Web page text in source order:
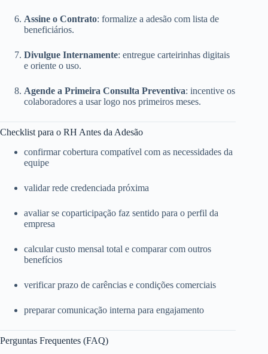
Assine o Contrato: formalize a adesão com lista de
beneficiários.
Divulgue Internamente: entregue carteirinhas digitais
e oriente o uso.
Agende a Primeira Consulta Preventiva: incentive os
colaboradores a usar logo nos primeiros meses.
Checklist para o RH Antes da Adesão
confirmar cobertura compatível com as necessidades da
equipe
validar rede credenciada próxima
avaliar se coparticipação faz sentido para o perfil da
empresa
calcular custo mensal total e comparar com outros
benefícios
verificar prazo de carências e condições comerciais
preparar comunicação interna para engajamento
Perguntas Frequentes (FAQ)